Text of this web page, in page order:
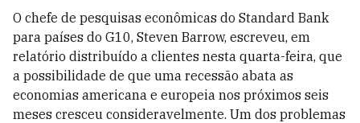
O chefe de pesquisas econômicas do Standard Bank
para países do G10, Steven Barrow, escreveu, em
relatório distribuído a clientes nesta quarta-feira, que
a possibilidade de que uma recessão abata as
economias americana e europeia nos próximos seis
meses cresceu consideravelmente. Um dos problemas